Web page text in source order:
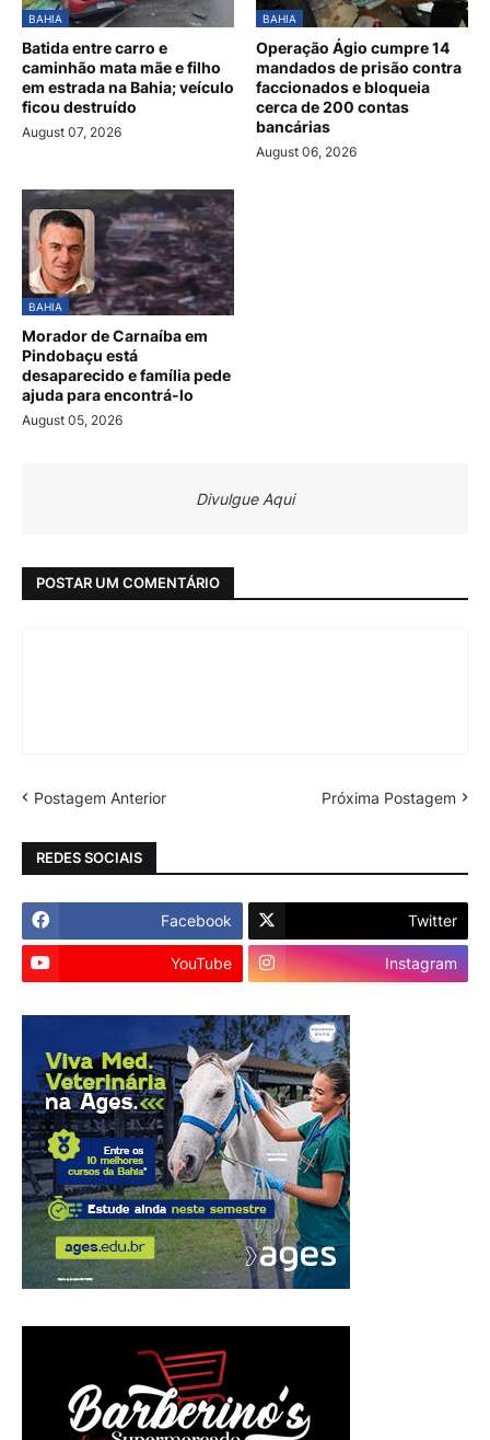
BAHIA
Batida entre carro e
caminhão mata mãe e filho
em estrada na Bahia; veículo
ficou destruído
August 07, 2026
BAHIA
Operação Ágio cumpre 14
mandados de prisão contra
faccionados e bloqueia
cerca de 200 contas
bancárias
August 06, 2026
BAHIA
Morador de Carnaíba em
Pindobaçu está
desaparecido e família pede
ajuda para encontrá-lo
August 05, 2026
Divulgue Aqui
POSTAR UM COMENTÁRIO
Postagem Anterior Próxima Postagem
REDES SOCIAIS
Facebook Twitter
YouTube Instagram